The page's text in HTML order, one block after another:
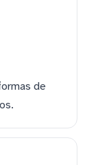
de